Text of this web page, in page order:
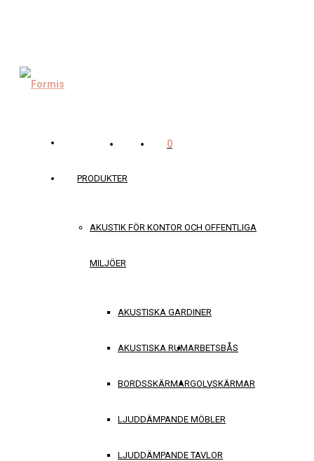
PRODUKTER
AKUSTIK FÖR KONTOR OCH OFFENTLIGA
MILJÖER
AKUSTISKA GARDINER
AKUSTISKA RUMARBETSBÅS
BORDSSKÄRMARGOLVSKÄRMAR
LJUDDÄMPANDE MÖBLER
LJUDDÄMPANDE TAVLOR
0